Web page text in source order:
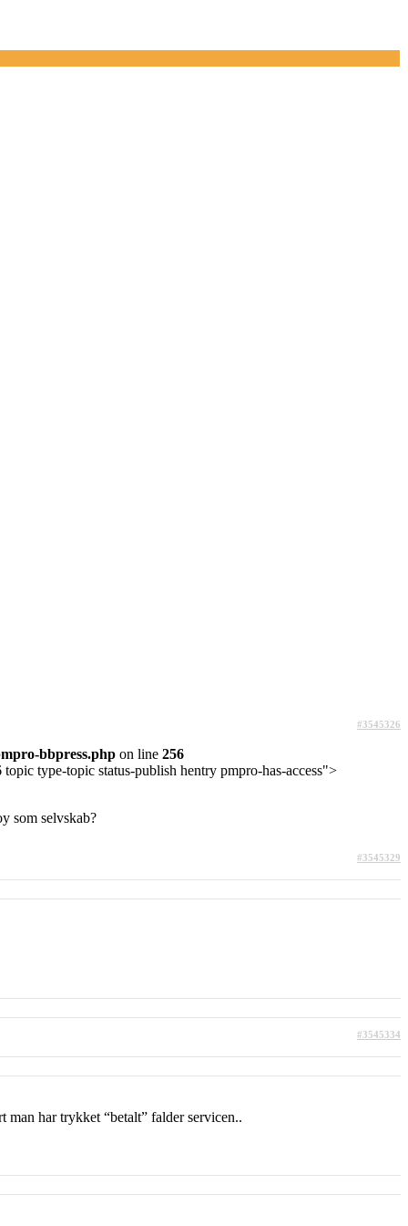
#3545326
bbpress.php on line 256
type-topic status-publish hentry pmpro-has-access">
som selvskab?
#3545329
#3545334
man har trykket “betalt” falder servicen..